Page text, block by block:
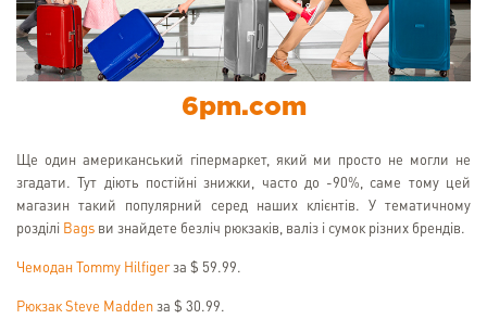
6pm.com
Ще один американський гіпермаркет, який ми просто не могли не
згадати. Тут діють постійні знижки, часто до -90%, саме тому цей
магазин такий популярний серед наших клієнтів. У тематичному
розділі Bags ви знайдете безліч рюкзаків, валіз і сумок різних брендів.
Чемодан Tommy Hilfigerза $ 59.99.
Рюкзак Steve Madden за $ 30.99.